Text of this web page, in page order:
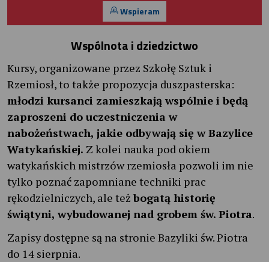
Wspieram
Wspólnota i dziedzictwo
Kursy, organizowane przez Szkołę Sztuk i
Rzemiosł, to także propozycja duszpasterska:
młodzi kursanci zamieszkają wspólnie i będą
zaproszeni do uczestniczenia w
nabożeństwach, jakie odbywają się w Bazylice
Watykańskiej. Z kolei nauka pod okiem
watykańskich mistrzów rzemiosła pozwoli im nie
tylko poznać zapomniane techniki prac
rękodzielniczych, ale teżbogatą historię
świątyni, wybudowanej nad grobem św. Piotra.
Zapisy dostępne są na stronie Bazyliki św. Piotra
do 14 sierpnia.